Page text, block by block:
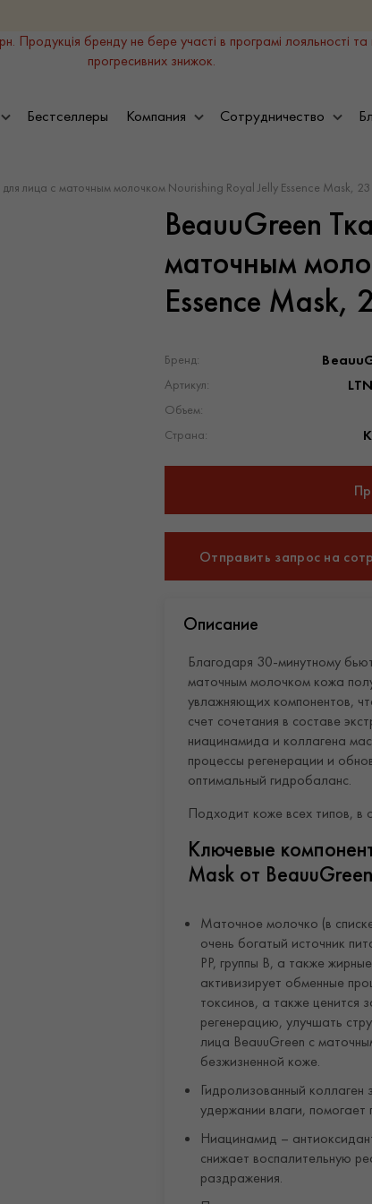
бренду не бере участі в програмі лояльності
прогресивних знижок.
Бестселлеры Компания Сотрудничество
лица с маточным молочком Nourishing Royal Jelly Essence Mask,
BeauuGreen
маточным
Essence Mask,
Бренд:
Артикул:
Объем:
Страна:
Отправить запрос на
Описание
Благодаря 30-минутному
маточным молочком кожа
увлажняющих компонентов,
счет сочетания в составе
ниацинамида и коллагена
процессы регенерации и
оптимальный гидробаланс.
Подходит коже всех типов, в
Ключевые
Mask от BeauuGreen
Маточное молочко (в
очень богатый источник
РР, группы В, а также
активизирует обменные
токсинов, а также ценится
регенерацию, улучшать
лица BeauuGreen с
безжизненной коже.
Гидролизованный
удержании влаги, помогает
Ниацинамид –
снижает воспалительную
раздражения.